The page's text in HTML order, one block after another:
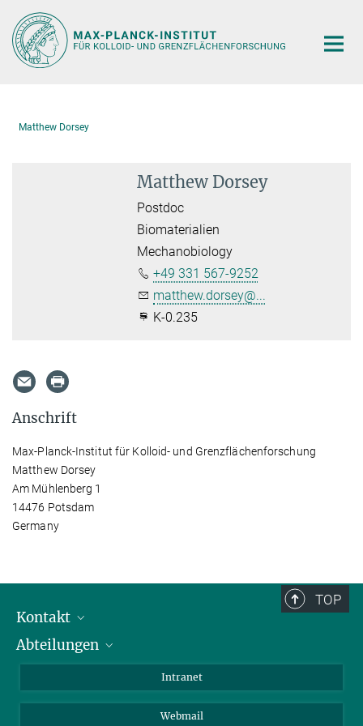
Hauptinhalt
Matthew Dorsey
Matthew Dorsey
Postdoc
Biomaterialien
Mechanobiology
+49 331 567-9252
matthew.dorsey@...
K-0.235
Anschrift
Max-Planck-Institut für Kolloid- und Grenzflächenforschung
Matthew Dorsey
Am Mühlenberg 1
14476 Potsdam
Germany
TOP
Kontakt
Mitarbeiterverzeichnis
Abteilungen
Intranet
Webmail